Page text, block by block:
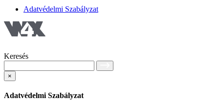
Adatvédelmi Szabályzat
Keresés
×
Adatvédelmi Szabályzat